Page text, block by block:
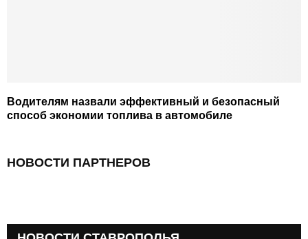
Водителям назвали эффективный и безопасный
способ экономии топлива в автомобиле
НОВОСТИ ПАРТНЕРОВ